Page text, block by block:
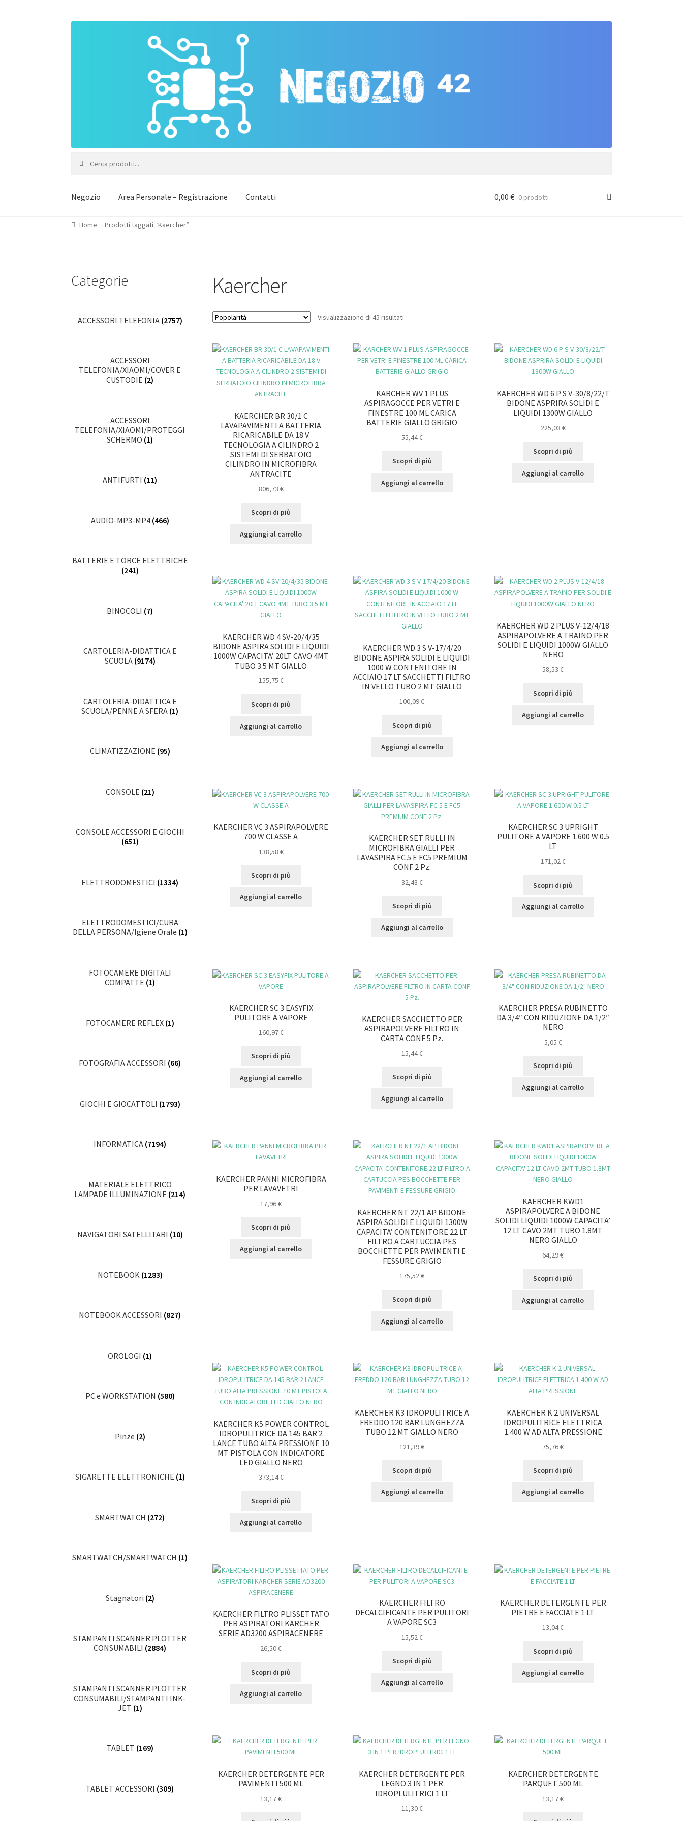
Negozio Area Personale – Registrazione Contatti 0,00 € 0 prodotti
Home Prodotti taggati “Kaercher”
Kaercher
Visualizzazione di 45 risultatiPopolarità
KAERCHER BR 30/1 C
LAVAPAVIMENTI A BATTERIA
RICARICABILE DA 18 V
TECNOLOGIA A CILINDRO 2
SISTEMI DI SERBATOIO
CILINDRO IN MICROFIBRA
ANTRACITE
806,73 €
Scopri di più
Aggiungi al carrello
KARCHER WV 1 PLUS
ASPIRAGOCCE PER VETRI E
FINESTRE 100 ML CARICA
BATTERIE GIALLO GRIGIO
55,44€
Scopri di più
Aggiungi al carrello
KAERCHER WD 6 P S V-30/8/22/T
BIDONE ASPRIRA SOLIDI E
LIQUIDI 1300W GIALLO
225,03 €
Scopri di più
Aggiungi al carrello
KAERCHER WD 4 SV-20/4/35
BIDONE ASPIRA SOLIDI E LIQUIDI
1000W CAPACITA’ 20LT CAVO 4MT
TUBO 3.5 MT GIALLO
155,75 €
Scopri di più
Aggiungi al carrello
KAERCHER WD 3 S V-17/4/20
BIDONE ASPIRA SOLIDI E LIQUIDI
1000 W CONTENITORE IN
ACCIAIO 17 LT SACCHETTI FILTRO
IN VELLO TUBO 2 MT GIALLO
100,09€
Scopri di più
Aggiungi al carrello
KAERCHER WD 2 PLUS V-12/4/18
ASPIRAPOLVERE A TRAINO PER
SOLIDI E LIQUIDI 1000W GIALLO
NERO
58,53€
Scopri di più
Aggiungi al carrello
KAERCHER VC 3 ASPIRAPOLVERE
700 W CLASSE A
138,58 €
Scopri di più
Aggiungi al carrello
KAERCHER SET RULLI IN
MICROFIBRA GIALLI PER
LAVASPIRA FC 5 E FC5 PREMIUM
CONF 2 Pz.
32,43 €
Scopri di più
Aggiungi al carrello
KAERCHER SC 3 UPRIGHT
PULITORE A VAPORE 1.600 W 0.5
LT
171,02€
Scopri di più
Aggiungi al carrello
KAERCHER SC 3 EASYFIX
PULITORE A VAPORE
160,97€
Scopri di più
Aggiungi al carrello
KAERCHER SACCHETTO PER
ASPIRAPOLVERE FILTRO IN
CARTA CONF 5 Pz.
15,44€
Scopri di più
Aggiungi al carrello
KAERCHER PRESA RUBINETTO
DA 3/4″ CON RIDUZIONE DA 1/2″
NERO
5,05 €
Scopri di più
Aggiungi al carrello
KAERCHER PANNI MICROFIBRA
PER LAVAVETRI
17,96€
Scopri di più
Aggiungi al carrello
KAERCHER NT 22/1 AP BIDONE
ASPIRA SOLIDI E LIQUIDI 1300W
CAPACITA’ CONTENITORE 22 LT
FILTRO A CARTUCCIA PES
BOCCHETTE PER PAVIMENTI E
FESSURE GRIGIO
175,52€
Scopri di più
Aggiungi al carrello
KAERCHER KWD1
ASPIRAPOLVERE A BIDONE
SOLIDI LIQUIDI 1000W CAPACITA’
12 LT CAVO 2MT TUBO 1.8MT
NERO GIALLO
64,29€
Scopri di più
Aggiungi al carrello
KAERCHER K5 POWER CONTROL
IDROPULITRICE DA 145 BAR 2
LANCE TUBO ALTA PRESSIONE 10
MT PISTOLA CON INDICATORE
LED GIALLO NERO
373,14€
Scopri di più
Aggiungi al carrello
KAERCHER K3 IDROPULITRICE A
FREDDO 120 BAR LUNGHEZZA
TUBO 12 MT GIALLO NERO
121,39€
Scopri di più
Aggiungi al carrello
KAERCHER K 2 UNIVERSAL
IDROPULITRICE ELETTRICA
1.400 W AD ALTA PRESSIONE
75,76€
Scopri di più
Aggiungi al carrello
KAERCHER FILTRO PLISSETTATO
PER ASPIRATORI KARCHER
SERIE AD3200 ASPIRACENERE
26,50€
Scopri di più
Aggiungi al carrello
KAERCHER FILTRO
DECALCIFICANTE PER PULITORI
A VAPORE SC3
15,52€
Scopri di più
Aggiungi al carrello
KAERCHER DETERGENTE PER
PIETRE E FACCIATE 1 LT
13,04€
Scopri di più
Aggiungi al carrello
KAERCHER DETERGENTE PER
PAVIMENTI 500 ML
13,17€
KAERCHER DETERGENTE PER
LEGNO 3 IN 1 PER
IDROPLULITRICI 1 LT
11,30€
KAERCHER DETERGENTE
PARQUET 500 ML
13,17€
Categorie
ACCESSORI TELEFONIA (2757)
ACCESSORI
TELEFONIA/XIAOMI/COVER E
CUSTODIE (2)
ACCESSORI
TELEFONIA/XIAOMI/PROTEGGI
SCHERMO (1)
ANTIFURTI (11)
AUDIO-MP3-MP4 (466)
BATTERIE E TORCE ELETTRICHE
(241)
BINOCOLI (7)
CARTOLERIA-DIDATTICA E
SCUOLA (9174)
CARTOLERIA-DIDATTICA E
SCUOLA/PENNE A SFERA (1)
CLIMATIZZAZIONE (95)
CONSOLE (21)
CONSOLE ACCESSORI E GIOCHI
(651)
ELETTRODOMESTICI (1334)
ELETTRODOMESTICI/CURA
DELLA PERSONA/Igiene Orale (1)
FOTOCAMERE DIGITALI
COMPATTE (1)
FOTOCAMERE REFLEX (1)
FOTOGRAFIA ACCESSORI (66)
GIOCHI E GIOCATTOLI (1793)
INFORMATICA (7194)
MATERIALE ELETTRICO
LAMPADE ILLUMINAZIONE (214)
NAVIGATORI SATELLITARI (10)
NOTEBOOK (1283)
NOTEBOOK ACCESSORI (827)
OROLOGI (1)
PC e WORKSTATION (580)
Pinze (2)
SIGARETTE ELETTRONICHE (1)
SMARTWATCH (272)
SMARTWATCH/SMARTWATCH (1)
Stagnatori (2)
STAMPANTI SCANNER PLOTTER
CONSUMABILI (2884)
STAMPANTI SCANNER PLOTTER
CONSUMABILI/STAMPANTI INK-
JET (1)
TABLET (169)
TABLET ACCESSORI (309)